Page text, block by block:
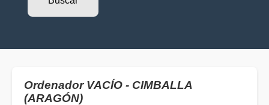
Ordenador VACÍO - CIMBALLA
(ARAGÓN)